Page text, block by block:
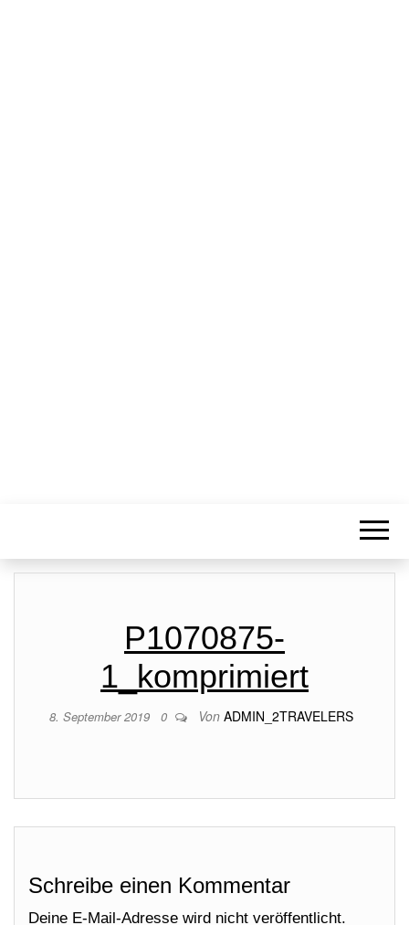
P1070875-
1_komprimiert
8. September 2019 0 Von ADMIN_2TRAVELERS
Schreibe einen Kommentar
Deine E-Mail-Adresse wird nicht veröffentlicht.